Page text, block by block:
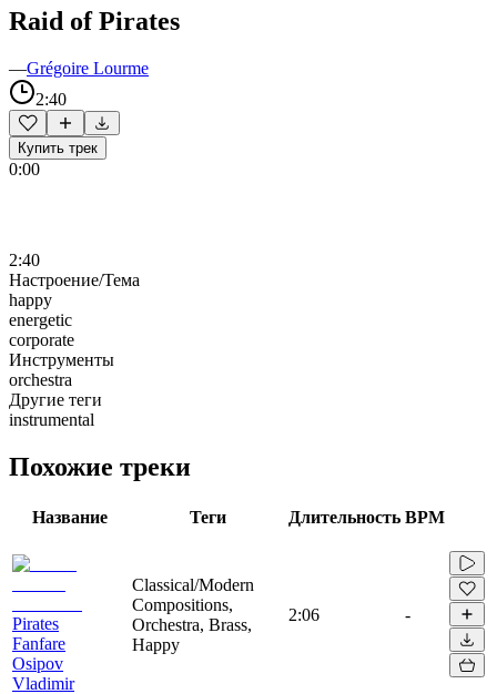
Raid of Pirates
—Grégoire Lourme
2:40
Купить трек
0:00
2:40
Настроение/Тема
happy
energetic
corporate
Инструменты
orchestra
Другие теги
instrumental
Похожие треки
Название Теги Длительность BPM
Pirates
Fanfare
Osipov
Vladimir
Classical/Modern
Compositions,
Orchestra, Brass,
Happy
2:06 -